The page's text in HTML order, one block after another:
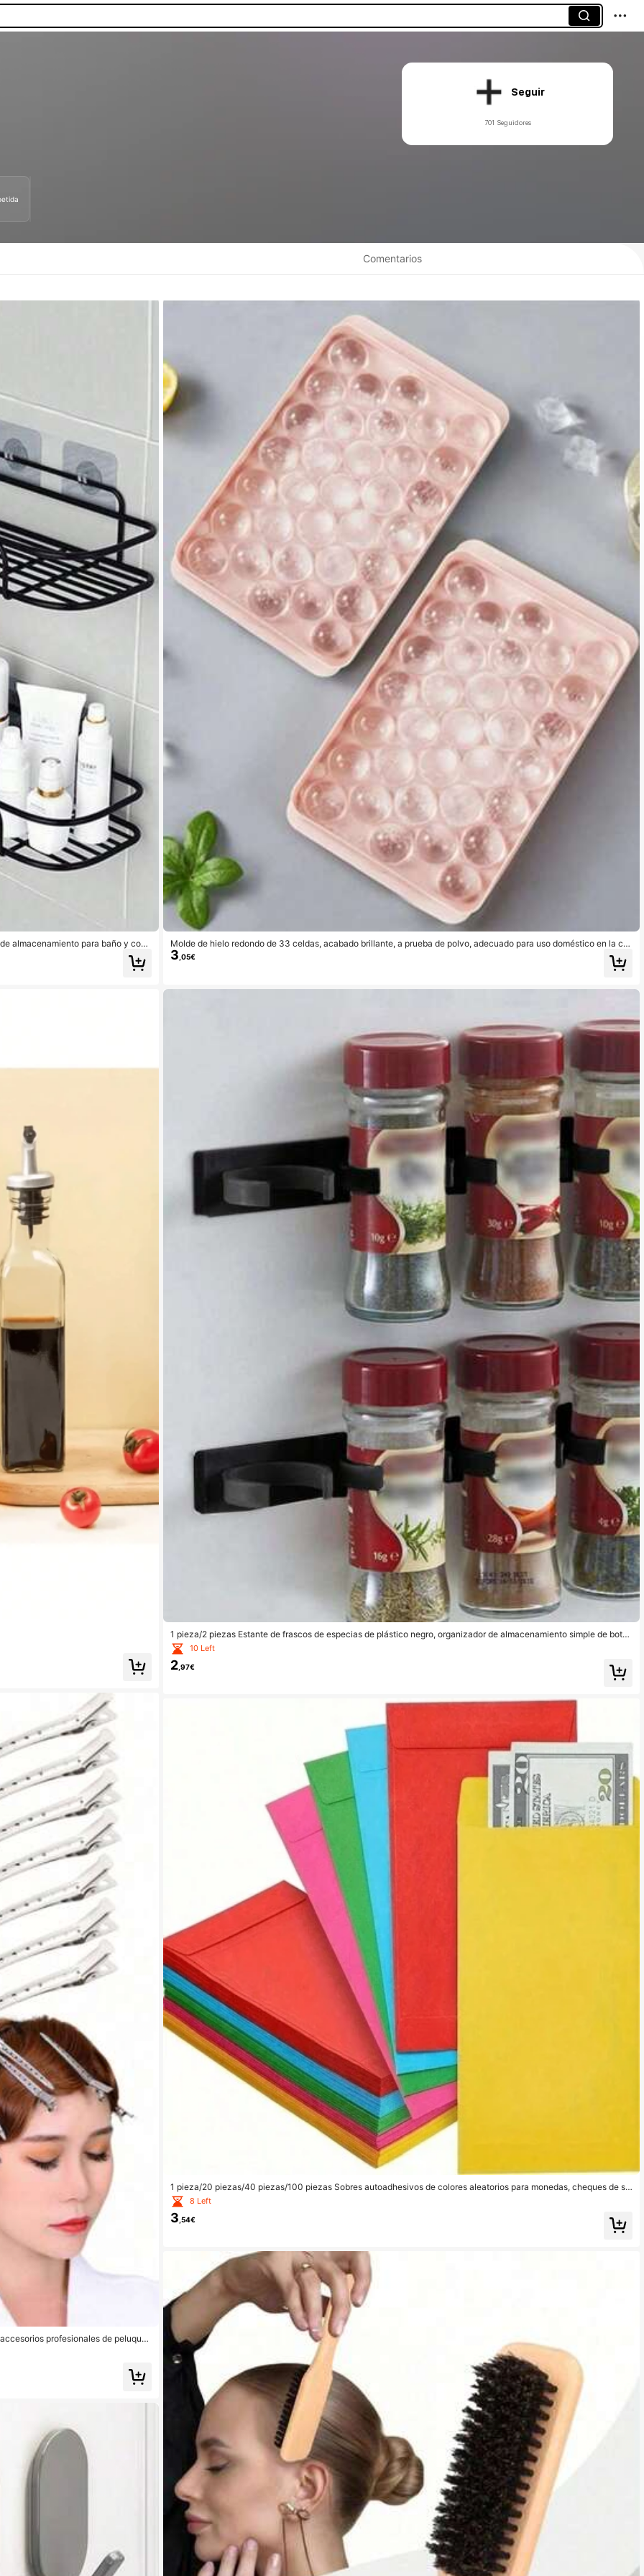
Seguir
701 Seguidores
Comentarios
almacenamiento para baño y coci
de almacenamiento montado en
profesionales de peluquerí
el cabello
Molde de hielo redondo de 33 celdas, acabado brillante, a prueba de polvo, adecuado para uso doméstico en la co
cina (Molde de bolas de 33 celdas - Rosa)
3 ,05€
1 pieza/2 piezas Estante de frascos de especias de plástico negro, organizador de almacenamiento simple de botell
as de condimentos para la cocina, montado en la pared o con clip para puerta de gabinete
10 Left
2,97€
1 pieza/20 piezas/40 piezas/100 piezas Sobres autoadhesivos de colores aleatorios para monedas, cheques de su
eldo, ahorros, monedas, billetes, cartas
8 Left
3 ,54€